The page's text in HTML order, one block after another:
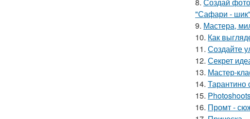
"Сафари - шик"
9. Мастера,
10. Как
11. Создайте
12. Секрет
13. Мастер-
14. Тарантино
15.
16. Промт -